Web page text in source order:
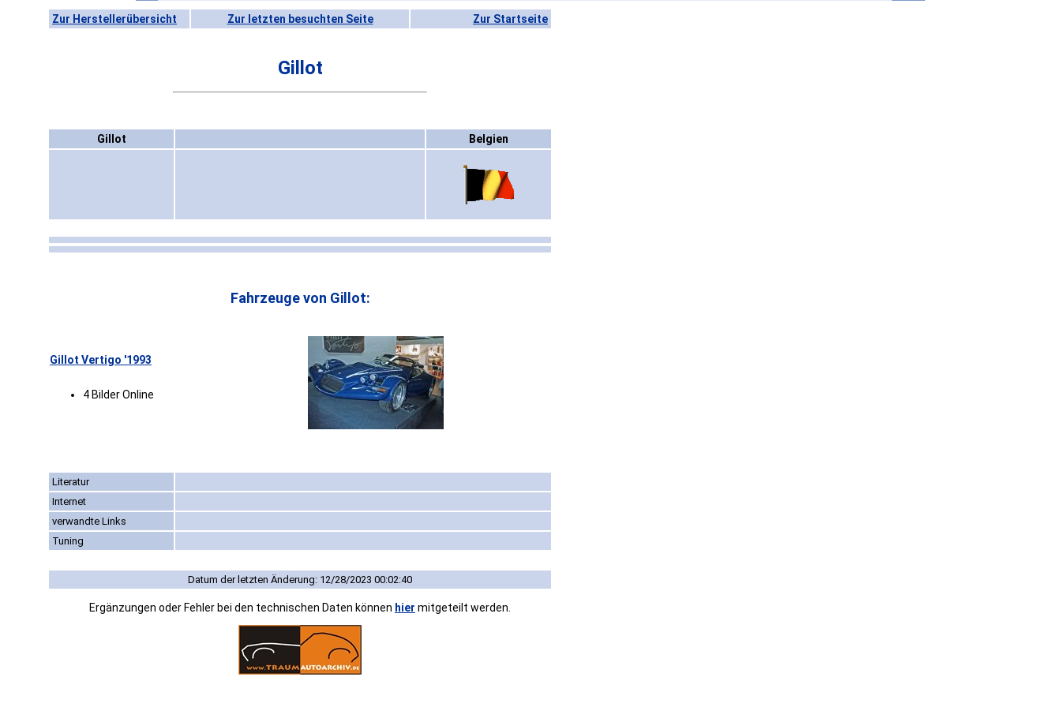
Zur Herstellerübersicht Zur letzten besuchten Seite Zur Startseite
Gillot
Gillot Belgien
Fahrzeuge von Gillot:
Gillot Vertigo '1993
4 Bilder Online
Literatur
Internet
verwandte Links
Tuning
Datum der letzten Änderung: 12/28/2023 00:02:40
Ergänzungen oder Fehler bei den technischen Daten können hier mitgeteilt werden.